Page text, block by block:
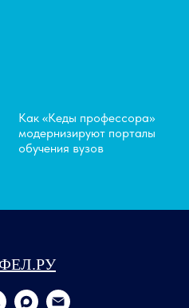
Как «Кеды профессора»
модернизируют порталы
обучения вузов